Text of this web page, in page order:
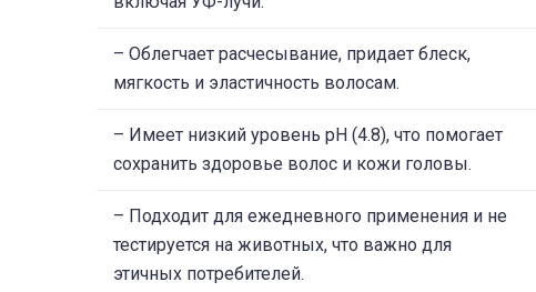
– Облегчает расчесывание, придает блеск,
мягкость и эластичность волосам.
– Имеет низкий уровень pH (4.8), что помогает
сохранить здоровье волос и кожи головы.
– Подходит для ежедневного применения и не
тестируется на животных, что важно для
этичных потребителей.